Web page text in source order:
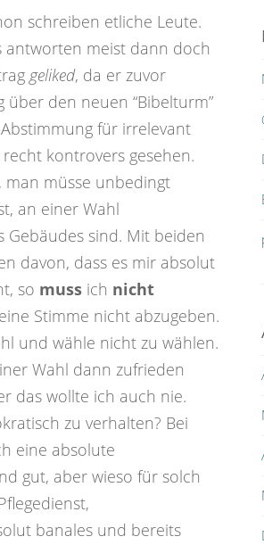
schreiben etliche Leute.
antworten meist dann doch
geliked, da er zuvor
den neuen “Bibelturm”
für irrelevant
kontrovers gesehen.
man müsse unbedingt
an einer Wahl
Gebäudes sind. Mit beiden
davon, dass es mir absolut
so mussich nicht
Stimme nicht abzugeben.
und wähle nicht zu wählen.
Wahl dann zufrieden
das wollte ich auch nie.
zu verhalten? Bei
eine absolute
gut, aber wieso für solch
banales und bereits